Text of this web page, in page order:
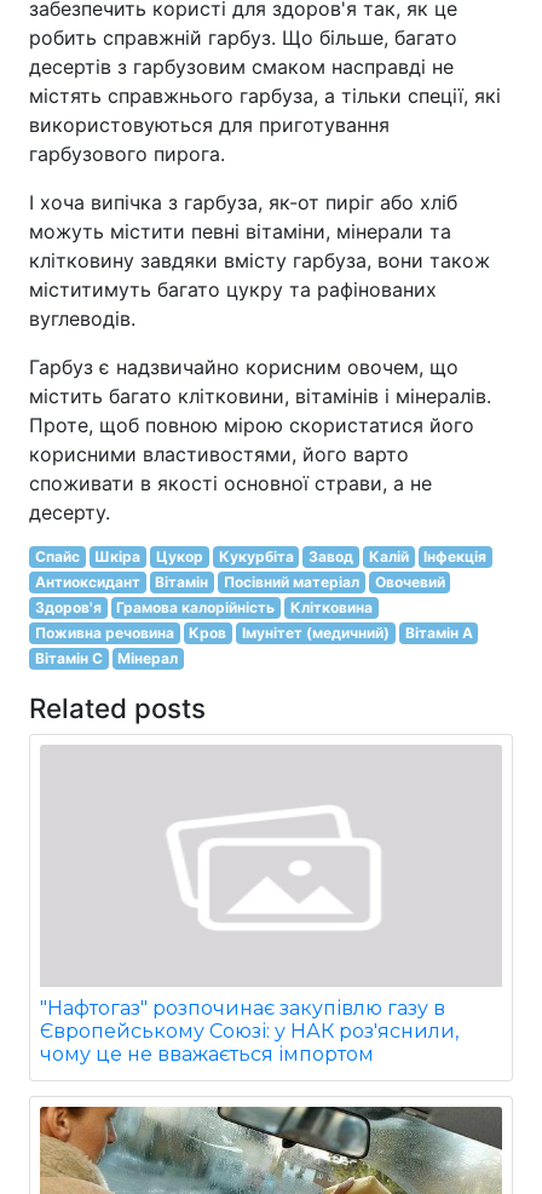
забезпечить користі для здоров'я так, як це
робить справжній гарбуз. Що більше, багато
десертів з гарбузовим смаком насправді не
містять справжнього гарбуза, а тільки спеції, які
використовуються для приготування
гарбузового пирога.
І хоча випічка з гарбуза, як-от пиріг або хліб
можуть містити певні вітаміни, мінерали та
клітковину завдяки вмісту гарбуза, вони також
міститимуть багато цукру та рафінованих
вуглеводів.
Гарбуз є надзвичайно корисним овочем, що
містить багато клітковини, вітамінів і мінералів.
Проте, щоб повною мірою скористатися його
корисними властивостями, його варто
споживати в якості основної страви, а не
десерту.
Спайс Шкіра Цукор Кукурбіта Завод Калій
Інфекція
Антиоксидант
Вітамін Посівний матеріал
Овочевий
Здоров'я
Грамова калорійність
Клітковина
Поживна речовина
Кров Імунітет (медичний)
Вітамін А
Вітамін С
Мінерал
Related posts
"Нафтогаз" розпочинає закупівлю газу в
Європейському Союзі: у НАК роз'яснили,
чому це не вважається імпортом